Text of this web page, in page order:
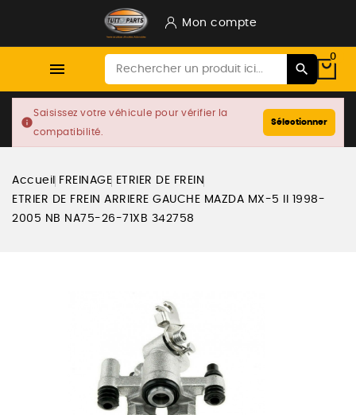
Mon compte

0
info
Saisissez votre véhicule pour vérifier la
compatibilité.
Sélectionner
Accueil FREINAGE ETRIER DE FREIN
ETRIER DE FREIN ARRIERE GAUCHE MAZDA MX-5 II 1998-
2005 NB NA75-26-71XB 342758